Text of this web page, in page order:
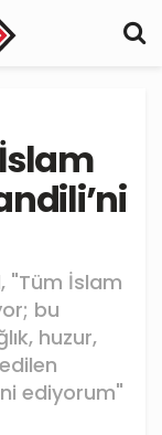
"Tüm İslam
bu
huzur,
ediyorum"